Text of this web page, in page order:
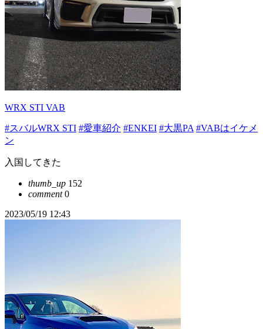
WRX STI VAB
#スバルWRX STI #愛車紹介 #ENKEI #大黒PA #VABはイケメ
ン
入国してきた
thumb_up 152
comment0
2023/05/19 12:43